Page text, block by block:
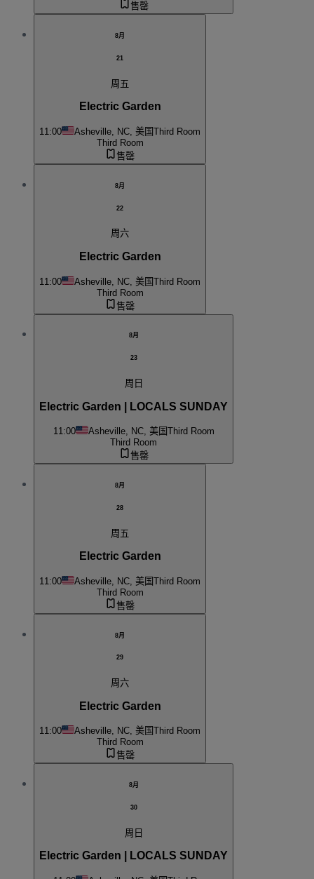
售罄
8月
21
周五
Electric Garden
11:00 Asheville, NC, 美国Third Room
Third Room
售罄
8月
22
周六
Electric Garden
11:00 Asheville, NC, 美国Third Room
Third Room
售罄
8月
23
周日
Electric Garden | LOCALS SUNDAY
11:00 Asheville, NC, 美国Third Room
Third Room
售罄
8月
28
周五
Electric Garden
11:00 Asheville, NC, 美国Third Room
Third Room
售罄
8月
29
周六
Electric Garden
11:00 Asheville, NC, 美国Third Room
Third Room
售罄
8月
30
周日
Electric Garden | LOCALS SUNDAY